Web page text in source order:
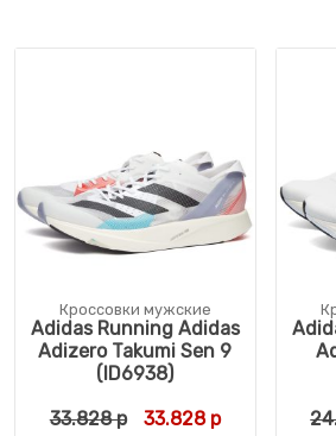
Кроссовки мужские
Adidas Running Adidas
Adizero Takumi Sen 9
(ID6938)
33.828р Первоначальная
33.828рТекущая